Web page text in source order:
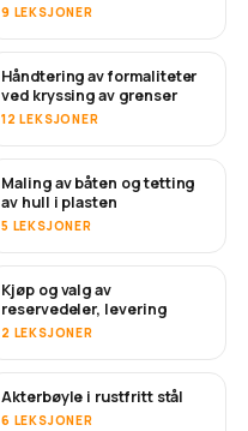
9 LEKSJONER
Håndtering av formaliteter
ved kryssing av grenser
12 LEKSJONER
SNART
Maling av båten og tetting
av hull i plasten
5 LEKSJONER
SNART
Kjøp og valg av
reservedeler, levering
2 LEKSJONER
Akterbøyle i rustfritt stål
6 LEKSJONER